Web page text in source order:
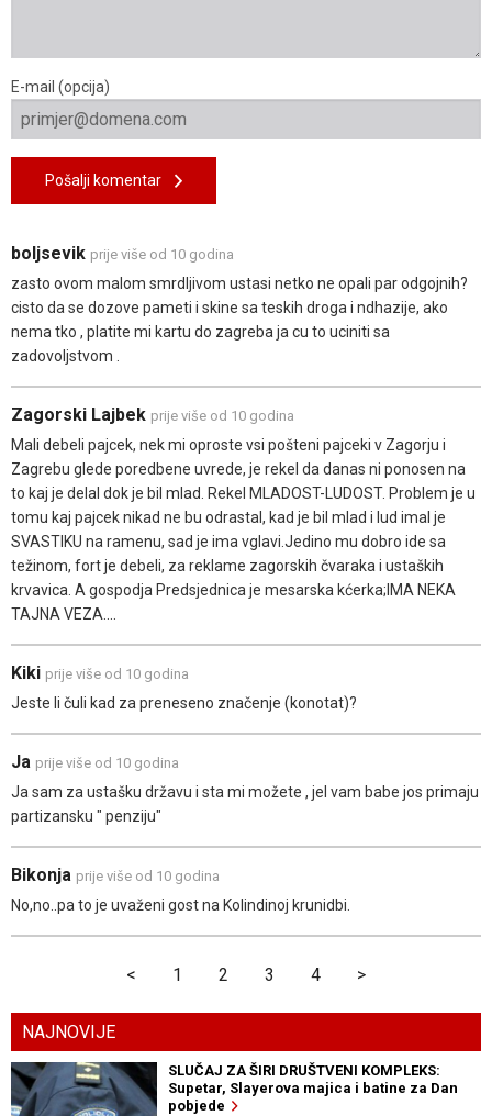
E-mail (opcija)
Pošalji komentar
boljsevik prije više od 10 godina
zasto ovom malom smrdljivom ustasi netko ne opali par odgojnih?
cisto da se dozove pameti i skine sa teskih droga i ndhazije, ako
nema tko , platite mi kartu do zagreba ja cu to uciniti sa
zadovoljstvom .
Zagorski Lajbek prije više od 10 godina
Mali debeli pajcek, nek mi oproste vsi pošteni pajceki v Zagorju i
Zagrebu glede poredbene uvrede, je rekel da danas ni ponosen na
to kaj je delal dok je bil mlad. Rekel MLADOST-LUDOST. Problem je u
tomu kaj pajcek nikad ne bu odrastal, kad je bil mlad i lud imal je
SVASTIKU na ramenu, sad je ima vglavi.Jedino mu dobro ide sa
težinom, fort je debeli, za reklame zagorskih čvaraka i ustaških
krvavica. A gospodja Predsjednica je mesarska kćerka;IMA NEKA
TAJNA VEZA....
Kiki prije više od 10 godina
Jeste li čuli kad za preneseno značenje (konotat)?
Ja prije više od 10 godina
Ja sam za ustašku državu i sta mi možete , jel vam babe jos primaju
partizansku " penziju"
Bikonja prije više od 10 godina
No,no..pa to je uvaženi gost na Kolindinoj krunidbi.
< 1 2 3 4 >
NAJNOVIJE
SLUČAJ ZA ŠIRI DRUŠTVENI KOMPLEKS:
Supetar, Slayerova majica i batine za Dan
pobjede